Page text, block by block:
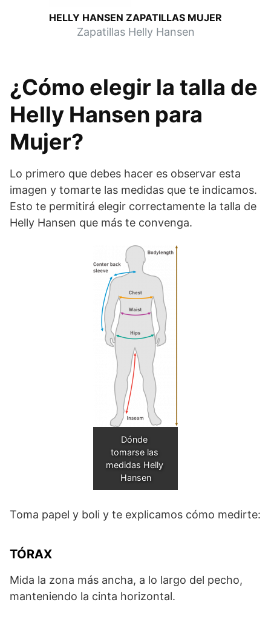
HELLY HANSEN ZAPATILLAS MUJER
Zapatillas Helly Hansen
¿Cómo elegir la talla de
Helly Hansen para
Mujer?
Lo primero que debes hacer es observar esta
imagen y tomarte las medidas que te indicamos.
Esto te permitirá elegir correctamente la talla de
Helly Hansen que más te convenga.
Dónde
tomarse las
medidas Helly
Hansen
Toma papel y boli y te explicamos cómo medirte:
TÓRAX
Mida la zona más ancha, a lo largo del pecho,
manteniendo la cinta horizontal.